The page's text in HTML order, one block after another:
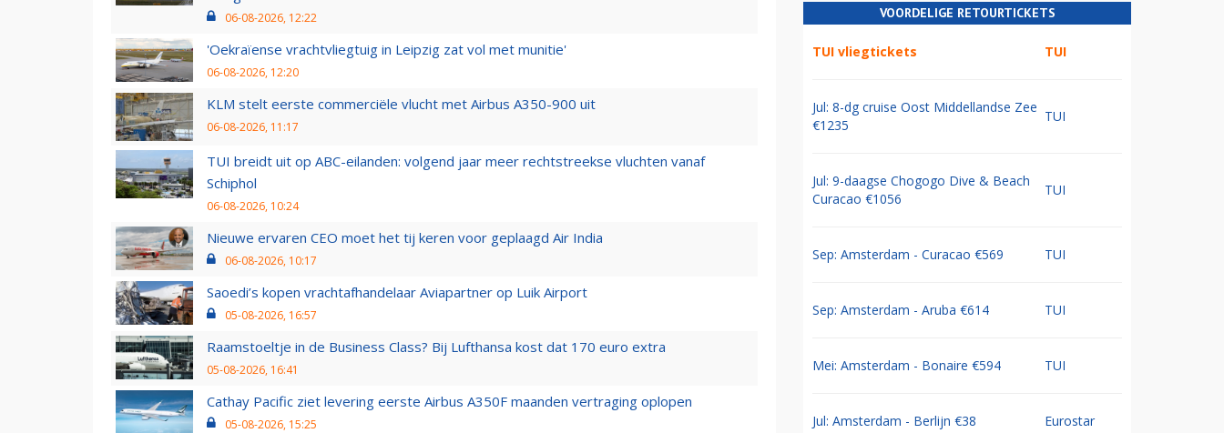
06-08-2026, 12:22
'Oekraïense vrachtvliegtuig in Leipzig zat vol met munitie'
06-08-2026, 12:20
KLM stelt eerste commerciële vlucht met Airbus A350-900 uit
06-08-2026, 11:17
TUI breidt uit op ABC-eilanden: volgend jaar meer rechtstreekse vluchten vanaf
Schiphol
06-08-2026, 10:24
Nieuwe ervaren CEO moet het tij keren voor geplaagd Air India
06-08-2026, 10:17
Saoedi’s kopen vrachtafhandelaar Aviapartner op Luik Airport
05-08-2026, 16:57
Raamstoeltje in de Business Class? Bij Lufthansa kost dat 170 euro extra
05-08-2026, 16:41
Cathay Pacific ziet levering eerste Airbus A350F maanden vertraging oplopen
05-08-2026, 15:25
VOORDELIGE RETOURTICKETS
TUI vliegtickets TUI
Jul: 8-dg cruise Oost Middellandse Zee
€1235
TUI
Jul: 9-daagse Chogogo Dive & Beach
Curacao €1056
TUI
Sep: Amsterdam - Curacao €569 TUI
Sep: Amsterdam - Aruba €614 TUI
Mei: Amsterdam - Bonaire €594 TUI
Jul: Amsterdam - Berlijn €38 Eurostar